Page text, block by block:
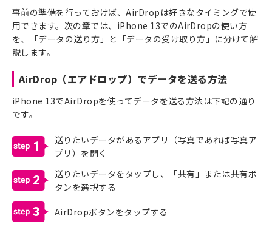
事前の準備を行っておけば、AirDropは好きなタイミングで使
用できます。次の章では、iPhone 13でのAirDropの使い方
を、「データの送り方」と「データの受け取り方」に分けて解
説します。
AirDrop（エアドロップ）でデータを送る方法
iPhone 13でAirDropを使ってデータを送る方法は下記の通り
です。
1
送りたいデータがあるアプリ（写真であれば写真ア
プリ）を開く
2
送りたいデータをタップし、「共有」または共有ボ
タンを選択する
3 AirDropボタンをタップする